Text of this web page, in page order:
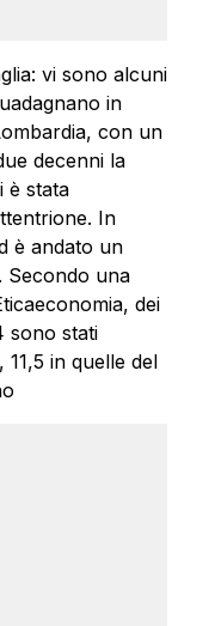
vi sono alcuni
in
con un
decenni la
è stata
In
è andato un
Secondo una
dei
sono stati
in quelle del